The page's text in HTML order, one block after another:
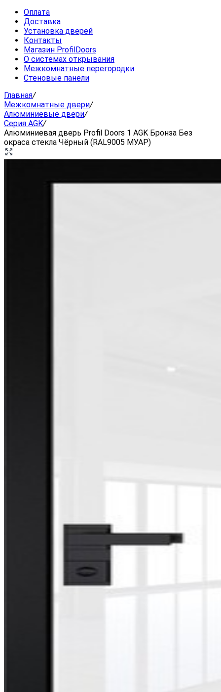
Оплата
Доставка
Установка дверей
Контакты
Магазин ProfilDoors
О системах открывания
Межкомнатные перегородки
Стеновые панели
Главная/
Межкомнатные двери/
Алюминиевые двери/
Серия AGK/
Алюминиевая дверь Profil Doors 1 AGK Бронза Без
окраса стекла Чёрный (RAL9005 МУАР)